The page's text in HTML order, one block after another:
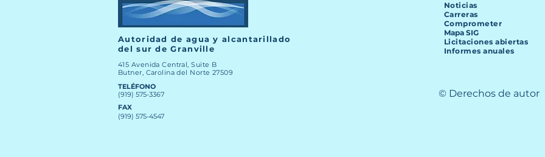
Autoridad de agua y alcantarillado
del sur de Granville
415 Avenida Central, Suite B
Butner, Carolina del Norte 27509
TELÉFONO
(919) 575-3367
FAX
(919) 575-4547
Noticias
Carreras
Comprometer
Mapa SIG
Licitaciones abiertas
Informes anuales
© Derechos de autor